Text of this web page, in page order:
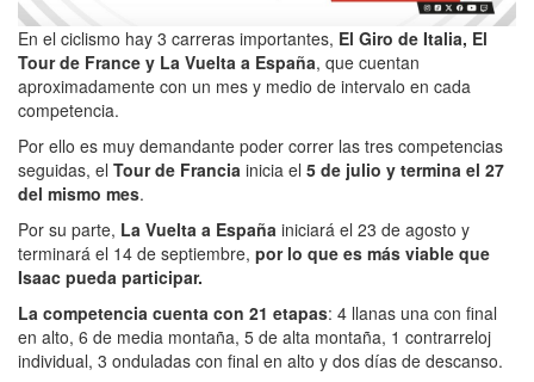
En el ciclismo hay 3 carreras importantes, El Giro de Italia, El
Tour de France y La Vuelta a España, que cuentan
aproximadamente con un mes y medio de intervalo en cada
competencia.
Por ello es muy demandante poder correr las tres competencias
seguidas, el Tour de Francia inicia el 5 de julio y termina el 27
del mismo mes.
Por su parte, La Vuelta a España iniciará el 23 de agosto y
terminará el 14 de septiembre, por lo que es más viable que
Isaac pueda participar.
La competencia cuenta con 21 etapas: 4 llanas una con final
en alto, 6 de media montaña, 5 de alta montaña, 1 contrarreloj
individual, 3 onduladas con final en alto y dos días de descanso.